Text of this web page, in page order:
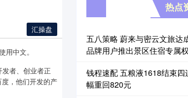
汇操盘
中文。
者、创业者正
，他们开发的产
热点
五八策略 蔚来与密云文旅达
品牌用户推出景区住宿专属
钱程速配 五粮液1618结束
幅重回820元